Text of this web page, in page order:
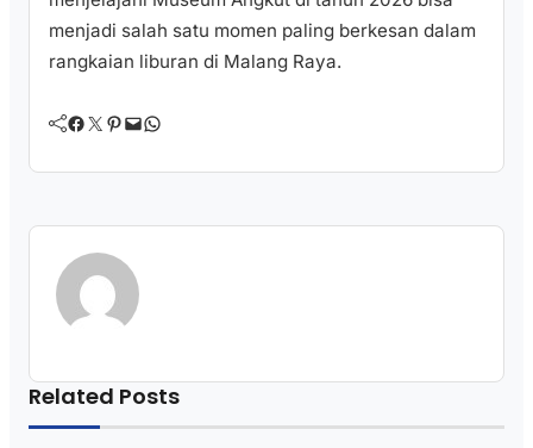
menjadi salah satu momen paling berkesan dalam
rangkaian liburan di Malang Raya.
Facebook Twitter Pinterest Mail WhatsApp
Related Posts